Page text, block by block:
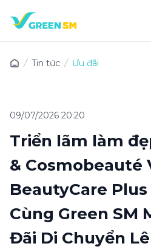
Tin tức Ưu đãi
09/07/2026 20:20
Triển lãm làm
& Cosmobeauté
BeautyCare
Cùng Green SM
Đãi Di Chuyển